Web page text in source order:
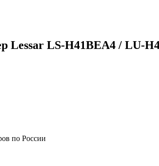
Lessar LS-H41BEA4 / LU-
по России